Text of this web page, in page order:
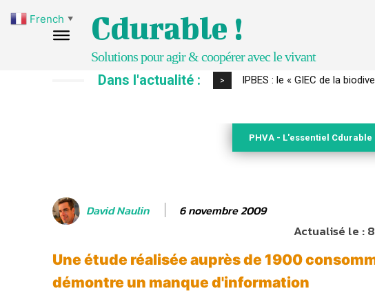
Cdurable !
Solutions pour agir & coopérer avec le vivant
Dans l'actualité : > Comment le sol français a
PHVA - L'essentiel Cdurable
David Naulin 6 novembre 2009
Actualisé le :
Une étude réalisée auprès de 1900
démontre un manque d'information
French ▼